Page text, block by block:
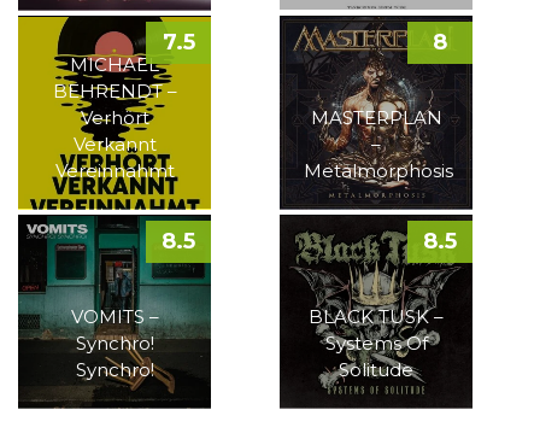
MICHAEL
BEHRENDT –
Verhört
Verkannt
Vereinnahmt
7.5
MASTERPLAN
–
Metalmorphosis
8
VOMITS –
Synchro!
Synchro!
8.5
BLACK TUSK –
Systems Of
Solitude
8.5